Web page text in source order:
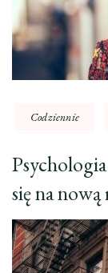
Codziennie
się na